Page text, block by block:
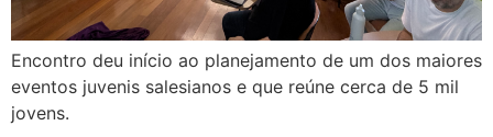
Encontro deu início ao planejamento de um dos maiores
eventos juvenis salesianos e que reúne cerca de 5 mil
jovens.